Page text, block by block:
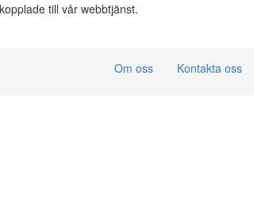
till vår webbtjänst.
Om oss
Kontakta oss